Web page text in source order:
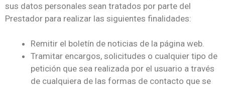
sus datos personales sean tratados por parte del
Prestador para realizar las siguientes finalidades:
Remitir el boletín de noticias de la página web.
Tramitar encargos, solicitudes o cualquier tipo de
petición que sea realizada por el usuario a través
de cualquiera de las formas de contacto que se